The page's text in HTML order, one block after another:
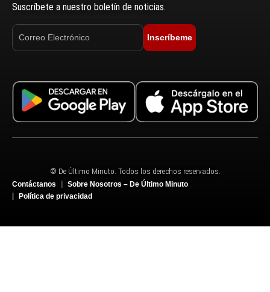
Suscríbete a nuestro boletín de noticias.
Inscríbeme
© De Último Minuto. Todos los derechos reservados.
Contáctanos
Sobre Nosotros – De Último Minuto
Política de privacidad